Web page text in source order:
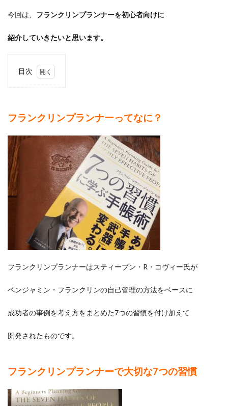
今回は、 フランクリンプランナーを初心者向けに
紹介していきたいと思います。
目次
リン
プラ
ーっ
てな
に？
ンク
大切
な7
習慣
人に
回さ
から
自立
した
に
フランクリンプランナーってなに？
フランクリンプランナーはスティーブン・R・コヴィー氏が
ベンジャミン・フランクリンの自己管理の方法をベースに
成功者の事例を考え方をまとめた7つの習慣を付け加えて
開発されたものです。
フランクリンプランナーで大切な7つの習慣